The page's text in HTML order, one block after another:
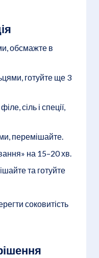
обсмажте в
готуйте ще 3
сіль і спеції,
перемішайте.
на 15–20 хв.
та готуйте
соковитість